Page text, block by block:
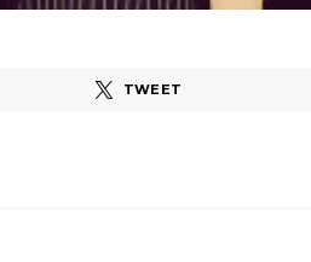
TWEET